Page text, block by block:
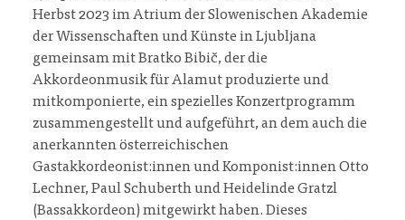
Herbst 2023 im Atrium der Slowenischen Akademie
der Wissenschaften und Künste in Ljubljana
gemeinsam mit Bratko Bibič, der die
Akkordeonmusik für Alamut produzierte und
mitkomponierte, ein spezielles Konzertprogramm
zusammengestellt und aufgeführt, an dem auch die
anerkannten österreichischen
Gastakkordeonist:innen und Komponist:innen Otto
Lechner, Paul Schuberth und Heidelinde Gratzl
(Bassakkordeon) mitgewirkt haben. Dieses